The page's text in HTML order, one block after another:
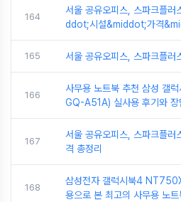
164
서울 공유오피스, 스파크플
ddot;시설&middot;가격
165 서울 공유오피스, 스파크플러
166
사무용 노트북 추천 삼성
GQ-A51A) 실사용 후기와 장
167
서울 공유오피스, 스파크플
격 총정리
168
삼성전자 갤럭시북4
용으로 본 최고의 사무용 노트